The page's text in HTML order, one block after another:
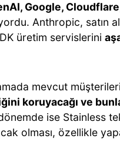
Google,
Anthropic, satın
üretim servislerini
mevcut
koruyacağı ve
ise Stainless
olması, özellikle